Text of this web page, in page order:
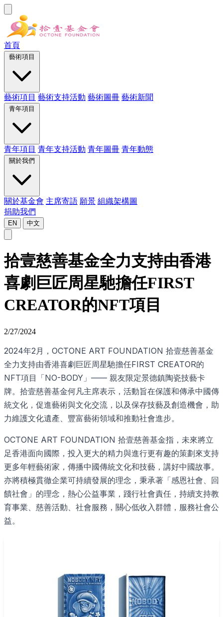
首頁
藝術項目 藝術支持活動 藝術圖冊 藝術新聞
青年項目 青年支持活動 青年圖冊 青年動態
關於基金會 主席寄語 願景 組織架構圖
捐助我們
EN 中文
拾壹慈善基金全力支持由香港
喜劇巨匠周星馳擔任FIRST
CREATOR的NFT項目
2/27/2024
2024年2月，OCTONE ART FOUNDATION 拾壹慈善基金
全力支持由香港喜劇巨匠周星馳擔任FIRST CREATOR的
NFT項目「NO-BODY」—— 親友限定景德鎮陶瓷技藝卡
牌。拾壹慈善基金何凡主席表示，活動旨在保護和傳承中國傳
統文化，促進藝術與文化交流，以及保存技藝及創造機會，助
力維護文化遺產、豐富藝術領域和推動社會進步。
OCTONE ART FOUNDATION 拾壹慈善基金指，未來將立
足香港面向國際，投入更大的精力與進行更有趣的策劃來支持
更多年輕藝術家，傳播中國傳統文化和技藝，講好中國故事。
亦將積極貫徹企業可持續發展的理念，秉承著「感恩社會、回
饋社會」的理念，熱心公益事業，踐行社會責任，持續支持教
育事業、慈善活動、社會服務，關心低收入群體，服務社會公
益。